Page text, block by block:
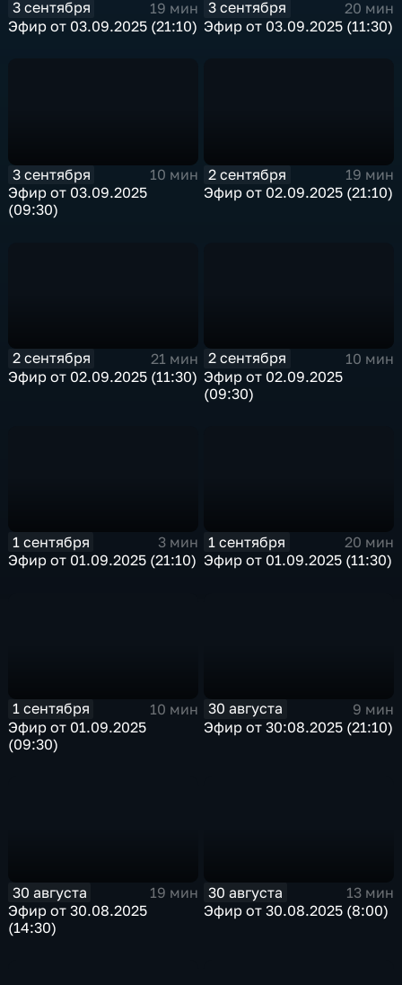
3 сентября
19 мин
Эфир от 03.09.2025 (21:10)
3 сентября
20 мин
Эфир от 03.09.2025 (11:30)
3 сентября
10 мин
Эфир от 03.09.2025
(09:30)
2 сентября
19 мин
Эфир от 02.09.2025 (21:10)
2 сентября
21 мин
Эфир от 02.09.2025 (11:30)
2 сентября
10 мин
Эфир от 02.09.2025
(09:30)
1 сентября
3 мин
Эфир от 01.09.2025 (21:10)
1 сентября
20 мин
Эфир от 01.09.2025 (11:30)
1 сентября
10 мин
Эфир от 01.09.2025
(09:30)
30 августа
9 мин
Эфир от 30:08.2025 (21:10)
30 августа
19 мин
Эфир от 30.08.2025
(14:30)
30 августа
13 мин
Эфир от 30.08.2025 (8:00)